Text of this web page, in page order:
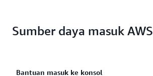
Sumber daya masuk AWS
Bantuan masuk ke konsol